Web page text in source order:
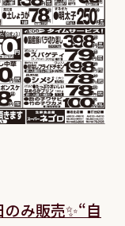
み販売✨“自